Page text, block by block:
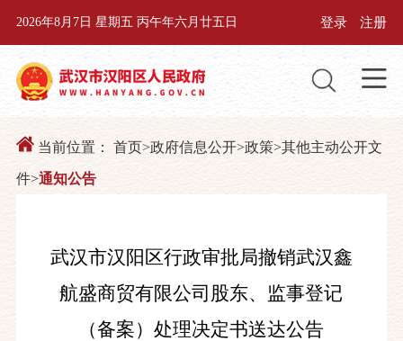
2026年8月7日 星期五 丙午年六月廿五日 登录 注册
当前位置： 首页>政府信息公开>政策>其他主动公开文
件>通知公告
武汉市汉阳区行政审批局撤销武汉鑫
航盛商贸有限公司股东、监事登记
（备案）处理决定书送达公告